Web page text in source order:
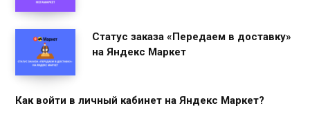
Статус заказа «Передаем в доставку»
на Яндекс Маркет
Как войти в личный кабинет на Яндекс Маркет?